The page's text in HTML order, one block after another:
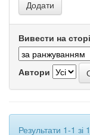
Вивести на
Автори
Результати 1-1 зі